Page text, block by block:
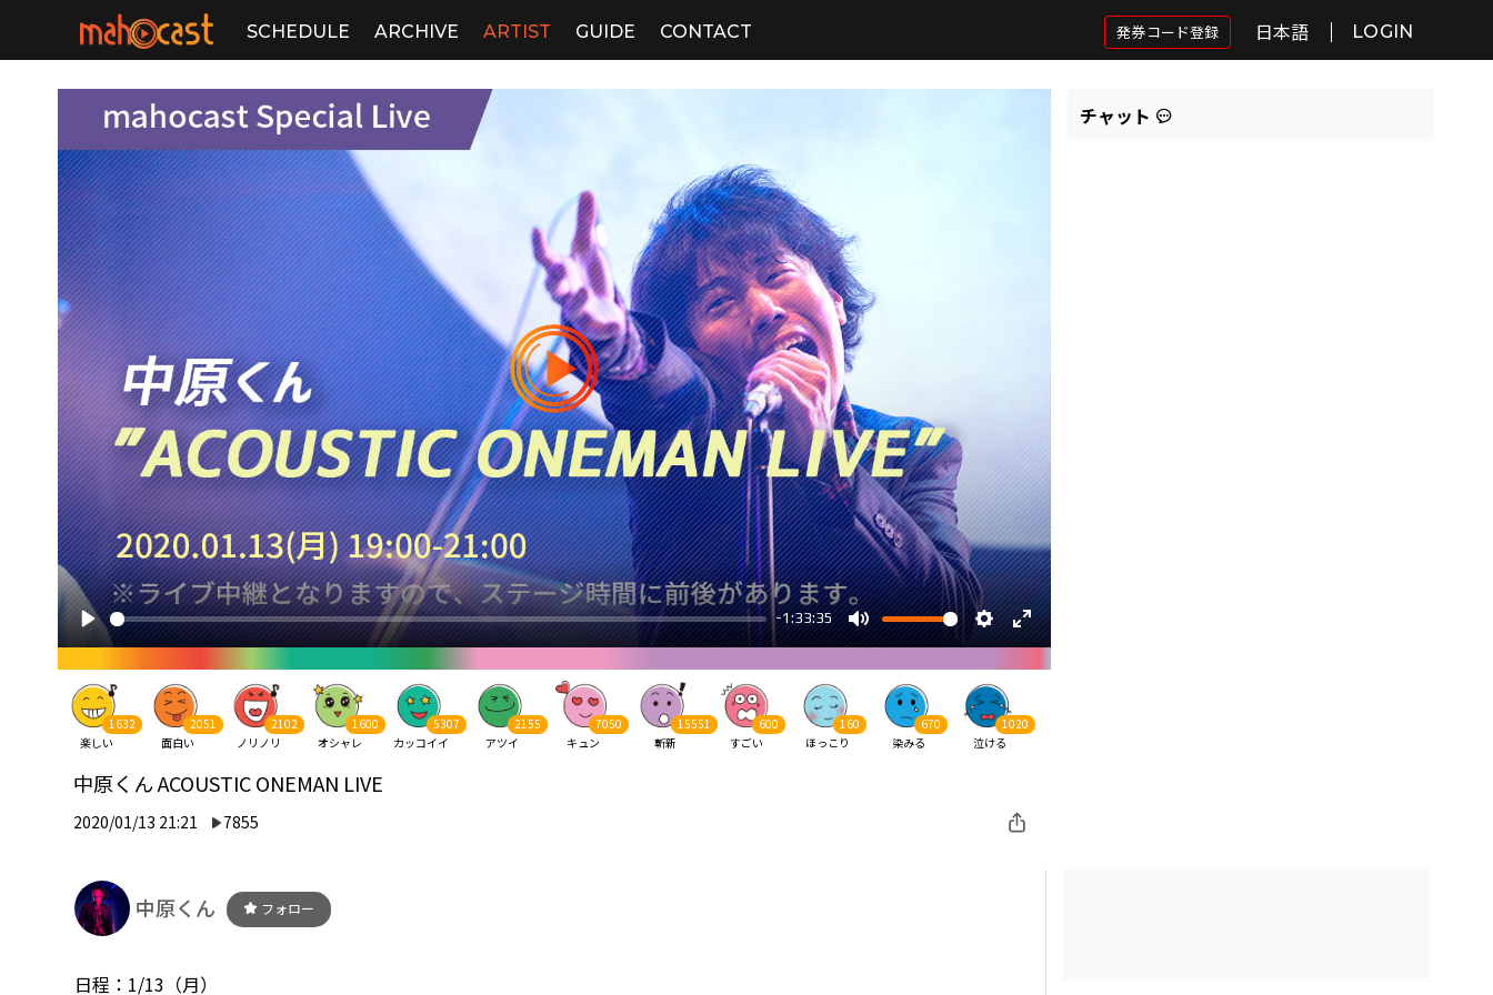
SCHEDULE ARCHIVE ARTIST GUIDE CONTACT 発券コード登録 日本語 LOGIN
1632
楽しい
2051
面白い
2102
ノリノリ
1600
オシャレ
5307
カッコイイ
2155
アツイ
7050
キュン
15551
斬新
600
すごい
160
ほっこり
670
染みる
1020
泣ける
中原くん ACOUSTIC ONEMAN LIVE
2020/01/13 21:21 7855
チャット
中原くん フォロー
日程：1/13（月）